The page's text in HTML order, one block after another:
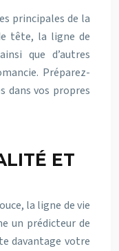
principales de la
tête, la ligne de
que d’autres
Préparez-
dans vos propres
ET
la ligne de vie
un prédicteur de
davantage votre